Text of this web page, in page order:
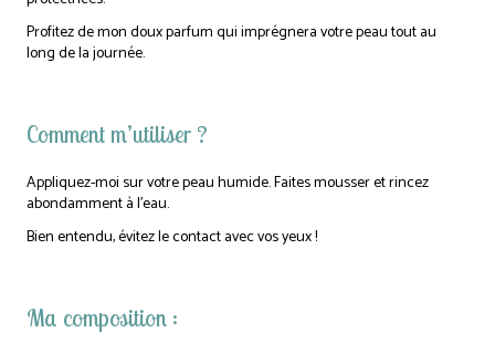
Profitez de mon doux parfum qui imprégnera votre peau tout au
long de la journée.
Comment m’utiliser ?
Appliquez-moi sur votre peau humide. Faites mousser et rincez
abondamment à l’eau.
Bien entendu, évitez le contact avec vos yeux !
Ma composition :